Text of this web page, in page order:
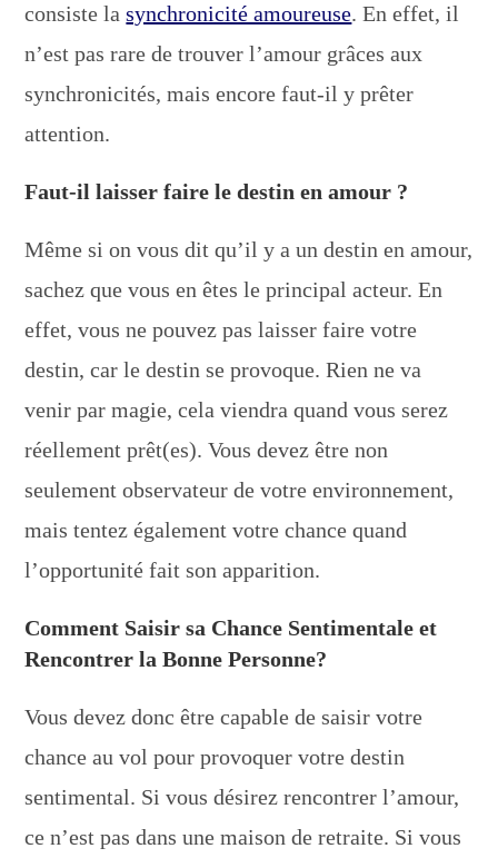
consiste lasynchronicité amoureuse. En effet, il
n’est pas rare de trouver l’amour grâces aux
synchronicités, mais encore faut-il y prêter
attention.
Faut-il laisser faire le destin en amour ?
Même si on vous dit qu’il y a un destin en amour,
sachez que vous en êtes le principal acteur. En
effet, vous ne pouvez pas laisser faire votre
destin, car le destin se provoque. Rien ne va
venir par magie, cela viendra quand vous serez
réellement prêt(es). Vous devez être non
seulement observateur de votre environnement,
mais tentez également votre chance quand
l’opportunité fait son apparition.
Comment Saisir sa Chance Sentimentale et
Rencontrer la Bonne Personne?
Vous devez donc être capable de saisir votre
chance au vol pour provoquer votre destin
sentimental. Si vous désirez rencontrer l’amour,
ce n’est pas dans une maison de retraite. Si vous